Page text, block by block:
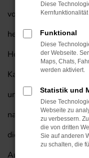
von selbst.
herausragende
Heilbronn und lassen
Kaufen Sie Ihren
und profitieren Sie
nach Heilbronn. Wir
die Erfahrung von
Automobilbranche in
Diese
Funktional
Diese
der Webseite.
Maps, Chats,
werden aktiviert.
Statistik und
Diese
Webseite zu
zu verbessern.
die von dritten
Sie auf anderen
zu schalten, die